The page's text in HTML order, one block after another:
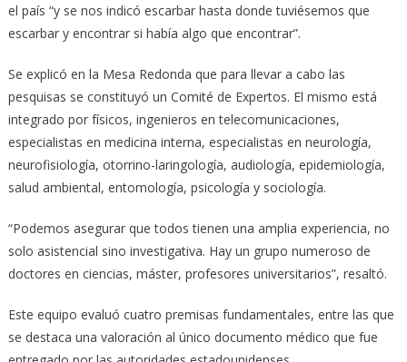
el país “y se nos indicó escarbar hasta donde tuviésemos que
escarbar y encontrar si había algo que encontrar”.
Se explicó en la Mesa Redonda que para llevar a cabo las
pesquisas se constituyó un Comité de Expertos. El mismo está
integrado por físicos, ingenieros en telecomunicaciones,
especialistas en medicina interna, especialistas en neurología,
neurofisiología, otorrino-laringología, audiología, epidemiología,
salud ambiental, entomología, psicología y sociología.
“Podemos asegurar que todos tienen una amplia experiencia, no
solo asistencial sino investigativa. Hay un grupo numeroso de
doctores en ciencias, máster, profesores universitarios”, resaltó.
Este equipo evaluó cuatro premisas fundamentales, entre las que
se destaca una valoración al único documento médico que fue